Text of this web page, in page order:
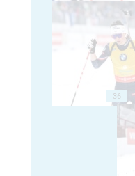
36